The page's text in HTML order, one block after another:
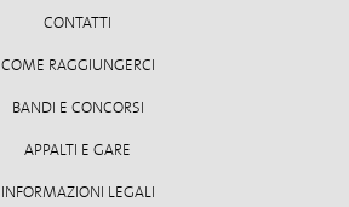
CONTATTI
COME RAGGIUNGERCI
BANDI E CONCORSI
APPALTI E GARE
INFORMAZIONI LEGALI